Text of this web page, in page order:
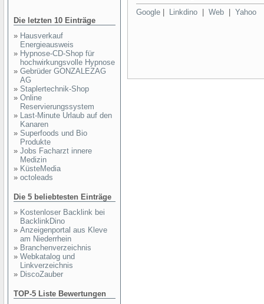
Die letzten 10 Einträge
» Hausverkauf
Energieausweis
» Hypnose-CD-Shop für
hochwirkungsvolle Hypnose
» Gebrüder GONZALEZAG
AG
» Staplertechnik-Shop
» Online
Reservierungssystem
» Last-Minute Urlaub auf den
Kanaren
» Superfoods und Bio
Produkte
» Jobs Facharzt innere
Medizin
» KüsteMedia
» octoleads
Die 5 beliebtesten Einträge
» Kostenloser Backlink bei
BacklinkDino
» Anzeigenportal aus Kleve
am Niederrhein
» Branchenverzeichnis
» Webkatalog und
Linkverzeichnis
» DiscoZauber
TOP-5 Liste Bewertungen
Google
Linkdino Web Yahoo